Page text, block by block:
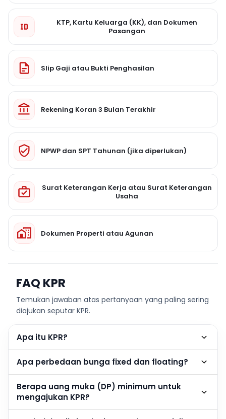
KTP, Kartu Keluarga (KK), dan Dokumen
Pasangan
Slip Gaji atau Bukti Penghasilan
Rekening Koran 3 Bulan Terakhir
NPWP dan SPT Tahunan (jika diperlukan)
Surat Keterangan Kerja atau Surat Keterangan
Usaha
Dokumen Properti atau Agunan
FAQ KPR
Temukan jawaban atas pertanyaan yang paling sering
diajukan seputar KPR.
Apa itu KPR?
Apa perbedaan bunga fixed dan floating?
Berapa uang muka (DP) minimum untuk
mengajukan KPR?